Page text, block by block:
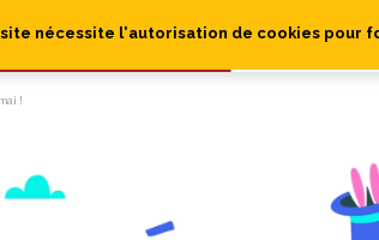
!
site nécessite l'autorisation de cookies pour